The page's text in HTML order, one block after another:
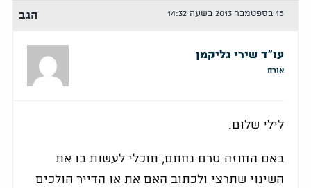
15 בספטמבר 2013 בשעה 14:32 הגב
עו"ד שירי גליקמן
אורח
לילי שלום.
באם החוזה טרם נחתם, תוכלי לעשות בו את
השינוי שתרצי ולכתוב האם את או הדייר הולכים